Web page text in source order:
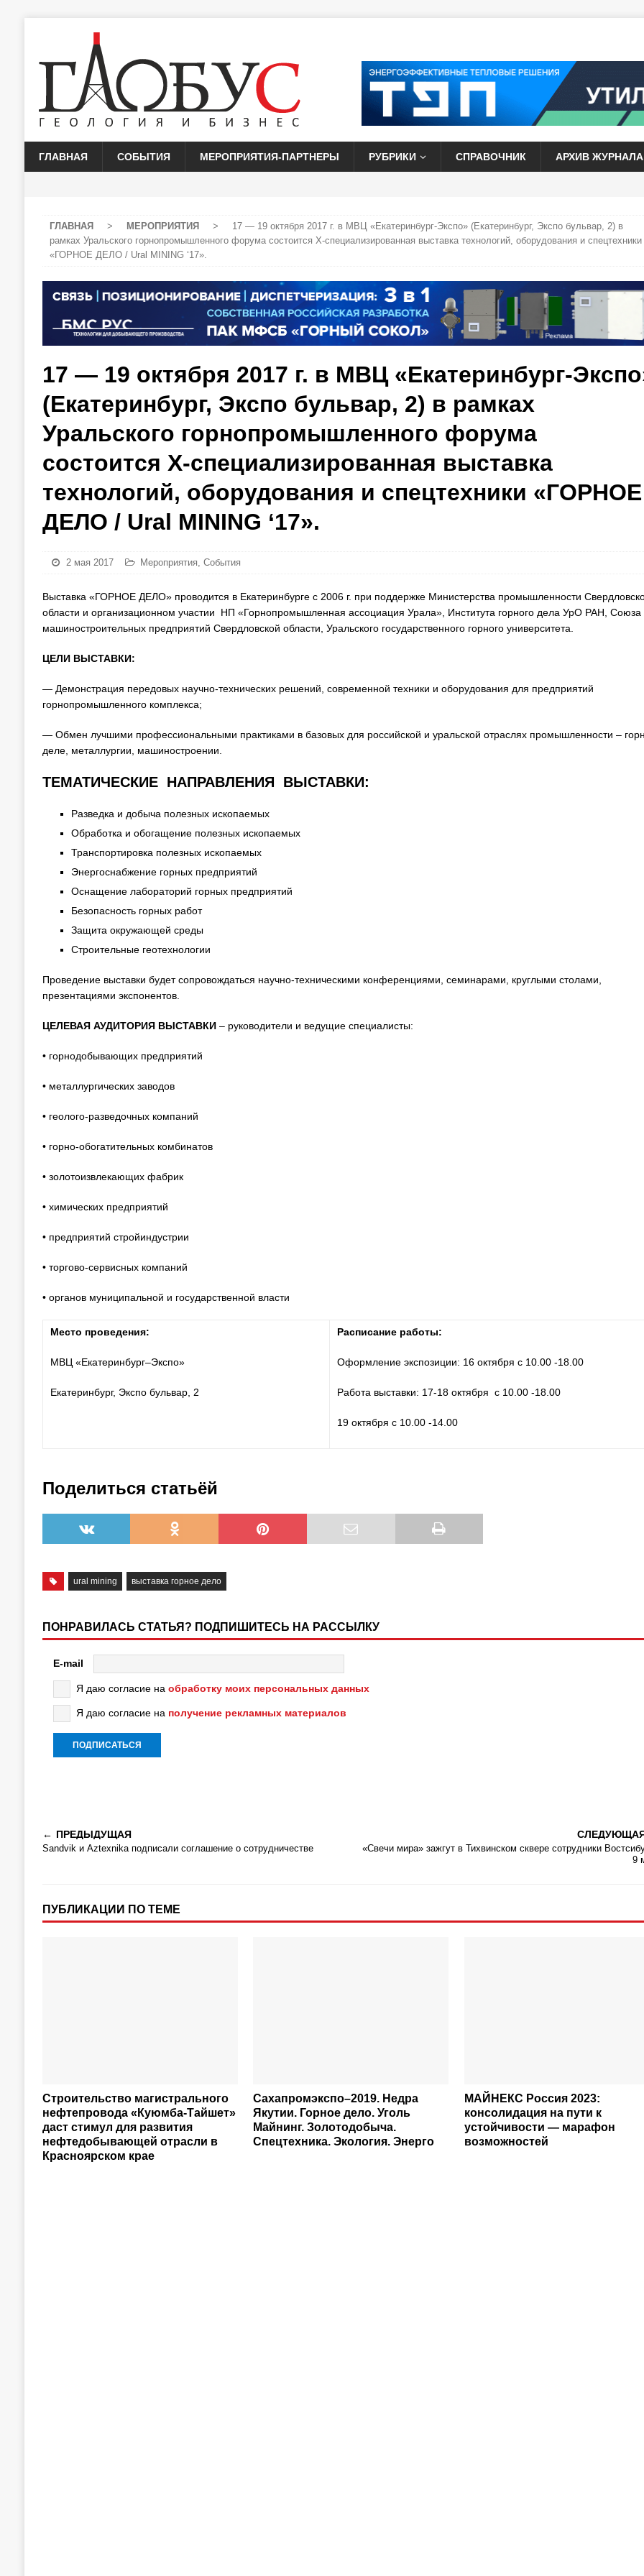
ГЛАВНАЯ СОБЫТИЯ МЕРОПРИЯТИЯ-ПАРТНЕРЫ РУБРИКИ СПРАВОЧНИК АРХИВ ЖУРНАЛА
ГЛАВНАЯ > МЕРОПРИЯТИЯ >
17 — 19 октября 2017 г. в МВЦ «Екатеринбург-Экспо» (Екатеринбург, Экспо бульвар, 2) в
рамках Уральского горнопромышленного форума состоится Х-специализированная выставка технологий, оборудования и спецтехники
«ГОРНОЕ ДЕЛО / Ural MINING ‘17».
17 — 19 октября 2017 г. в МВЦ «Екатеринбург-
(Екатеринбург, Экспо бульвар, 2) в рамках
Уральского горнопромышленного форума
состоится Х-специализированная выставка
технологий, оборудования и спецтехники «ГОРНОЕ
ДЕЛО / Ural MINING ‘17».
2 мая 2017 Мероприятия, События
Выставка «ГОРНОЕ ДЕЛО» проводится в Екатеринбурге с 2006 г. при поддержке Министерства промышленности
области и организационном участии НП «Горнопромышленная ассоциация Урала», Института горного дела УрО РАН, Союза
машиностроительных предприятий Свердловской области, Уральского государственного горного университета.
ЦЕЛИ ВЫСТАВКИ:
— Демонстрация передовых научно-технических решений, современной техники и оборудования для предприятий
горнопромышленного комплекса;
— Обмен лучшими профессиональными практиками в базовых для российской и уральской отраслях промышленности –
деле, металлургии, машиностроении.
ТЕМАТИЧЕСКИЕ НАПРАВЛЕНИЯ ВЫСТАВКИ:
Разведка и добыча полезных ископаемых
Обработка и обогащение полезных ископаемых
Транспортировка полезных ископаемых
Энергоснабжение горных предприятий
Оснащение лабораторий горных предприятий
Безопасность горных работ
Защита окружающей среды
Строительные геотехнологии
Проведение выставки будет сопровождаться научно-техническими конференциями, семинарами, круглыми столами,
презентациями экспонентов.
ЦЕЛЕВАЯ АУДИТОРИЯ ВЫСТАВКИ– руководители и ведущие специалисты:
• горнодобывающих предприятий
• металлургических заводов
• геолого-разведочных компаний
• горно-обогатительных комбинатов
• золотоизвлекающих фабрик
• химических предприятий
• предприятий стройиндустрии
• торгово-сервисных компаний
• органов муниципальной и государственной власти
Место проведения:
МВЦ «Екатеринбург–Экспо»
Екатеринбург, Экспо бульвар, 2
Расписание работы:
Оформление экспозиции: 16 октября с 10.00 -18.00
Работа выставки: 17-18 октября с 10.00 -18.00
19 октября с 10.00 -14.00
Поделиться статьёй
ural mining выставка горное дело
ПОНРАВИЛАСЬ СТАТЬЯ? ПОДПИШИТЕСЬ НА РАССЫЛКУ
E-mail
Я даю согласие на обработку моих персональных данных
Я даю согласие на получение рекламных материалов
ПРЕДЫДУЩАЯ
Sandvik и Aztexnika подписали соглашение о сотрудничестве
«Свечи мира» зажгут в Тихвинском сквере сотрудники
9
ПУБЛИКАЦИИ ПО ТЕМЕ
Строительство магистрального
нефтепровода «Куюмба-Тайшет»
даст стимул для развития
нефтедобывающей отрасли в
Красноярском крае
Сахапромэкспо–2019. Недра
Якутии. Горное дело. Уголь
Майнинг. Золотодобыча.
Спецтехника. Экология. Энерго
МАЙНЕКС Россия 2023:
консолидация на пути к
устойчивости — марафон
возможностей